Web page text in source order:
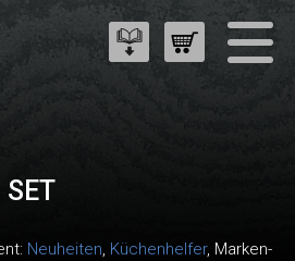
SET
Neuheiten, Küchenhelfer, Marken-